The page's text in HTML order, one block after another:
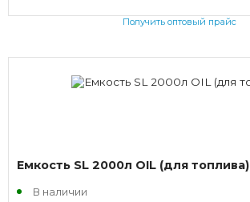
Получить оптовый прайс
Емкость SL 2000л OIL (для топлива)
В наличии